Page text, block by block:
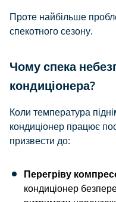
Проте найбільше
спекотного сезону.
Чому спека
кондиціонера?
Коли температура
кондиціонер працює
призвести до:
Перегріву
кондиціонер